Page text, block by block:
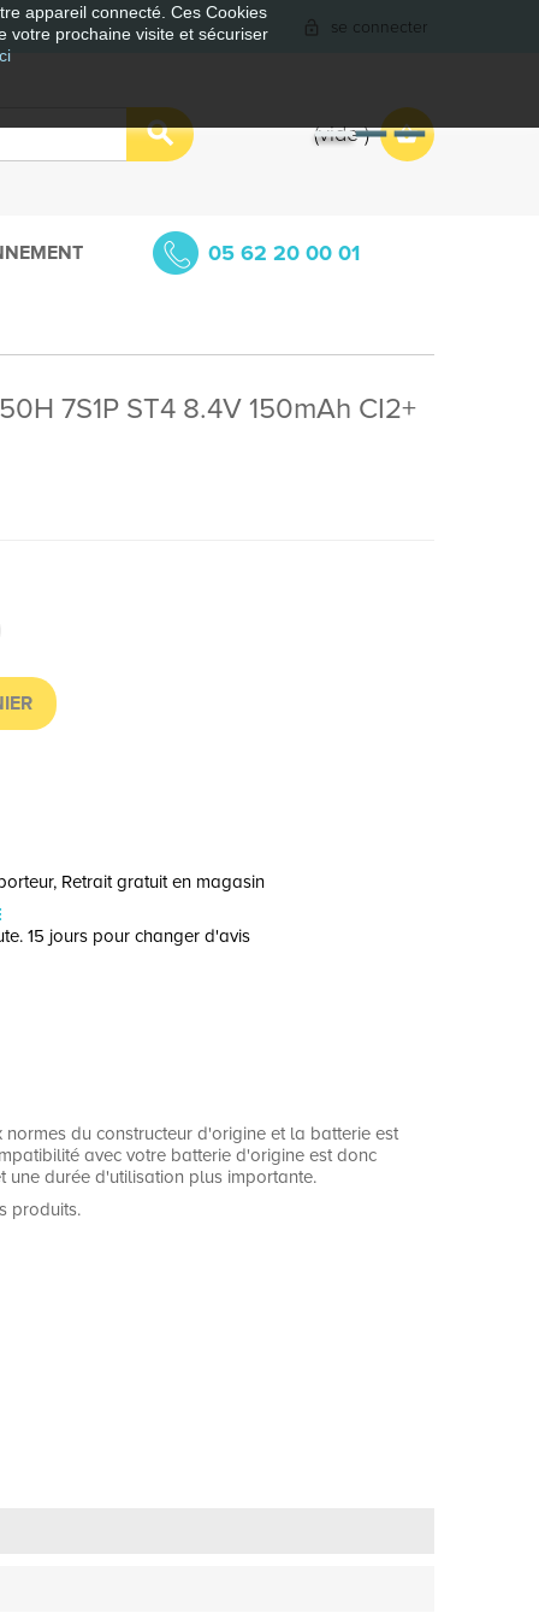
appareil connecté. Ces Cookies
votre prochaine visite et sécuriser
se connecter
vide
05 62 20 00 01
7S1P ST4 8.4V 150mAh CI2+
Retrait gratuit en magasin
15 jours pour changer d'avis
du constructeur d'origine et la batterie est
avec votre batterie d'origine est donc
une durée d'utilisation plus importante.
produits.